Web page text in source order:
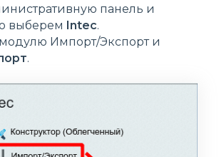
панель и
выберем Intec.
Импорт/Экспорт и
.